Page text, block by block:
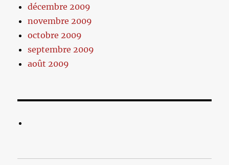
décembre 2009
novembre 2009
octobre 2009
septembre 2009
août 2009